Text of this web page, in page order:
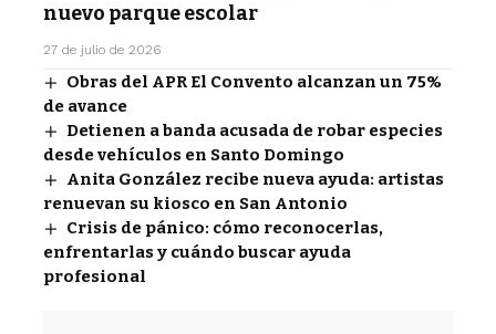
nuevo parque escolar
27 de julio de 2026
Obras del APR El Convento alcanzan un 75%
de avance
Detienen a banda acusada de robar especies
desde vehículos en Santo Domingo
Anita González recibe nueva ayuda: artistas
renuevan su kiosco en San Antonio
Crisis de pánico: cómo reconocerlas,
enfrentarlas y cuándo buscar ayuda
profesional